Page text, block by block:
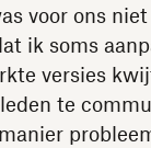
voor ons
ik soms
versies
te